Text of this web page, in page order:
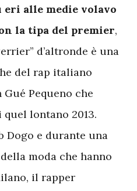
eri alle medie volavo
la tipa del premier,
d’altronde è una
del rap italiano
Pequeno che
lontano 2013.
Dogo e durante una
moda che hanno
il rapper